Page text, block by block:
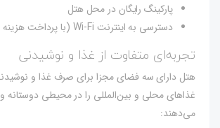
پارکینگ رایگان در محل هتل
دسترسی به اینترنت Wi-Fi (با پرداخت هزینه جداگانه)
تجربه‌ای متفاوت از غذا و نوشیدنی
هتل دارای سه فضای مجزا برای صرف غذا و
غذاهای محلی و بین‌المللی را در محیطی دوستانه
می‌دهند: